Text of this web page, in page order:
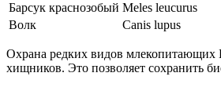
Барсук краснозобый Meles leucurus
Волк
Canis lupus
Охрана редких видов млекопитающих
хищников. Это позволяет сохранить